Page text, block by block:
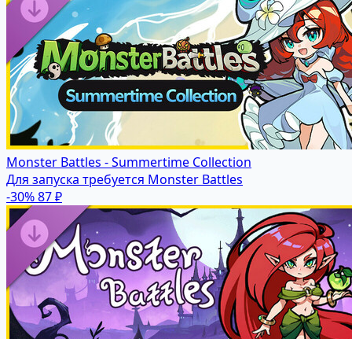
Monster Battles - Summertime Collection
Для запуска требуется Monster Battles
-30%87 ₽